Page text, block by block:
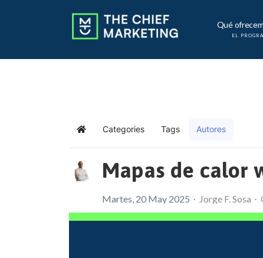
Qué
EL
Home Categories Tags Autores
Mapas de calor
Martes, 20 May 2025 Jorge F. Sosa